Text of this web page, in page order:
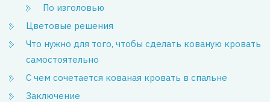
По изголовью
Цветовые решения
Что нужно для того, чтобы сделать кованую кровать
самостоятельно
С чем сочетается кованая кровать в спальне
Заключение